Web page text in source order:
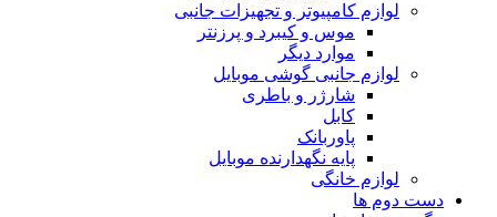
لوازم کامپیوتر و تجهیزات جانبی
موس و کیبرد و پرزنتر
موارد دیگر
لوازم جانبی گوشی موبایل
شارژر و باطری
کابل
پاوربانک
پایه نگهدارنده موبایل
لوازم خانگی
دست دوم ها